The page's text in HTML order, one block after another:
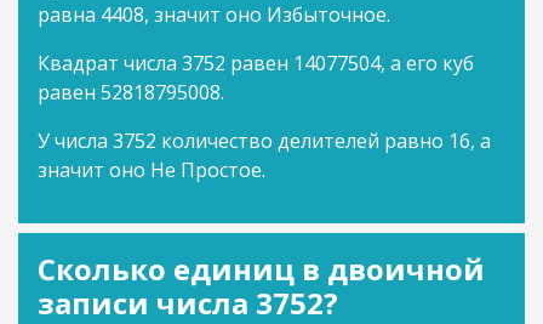
равна 4408, значит оно Избыточное.
Квадрат числа 3752 равен 14077504, а его куб
равен 52818795008.
У числа 3752 количество делителей равно 16, а
значит оно Не Простое.
Сколько единиц в двоичной
записи числа 3752?